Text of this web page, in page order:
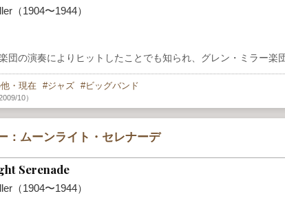
（1904〜1944）
団の演奏によりヒットしたことでも知られ、グレン・ミラー楽
・現在 ジャズ ビッグバンド
10）
：ムーンライト・セレナーデ
Serenade
（1904〜1944）